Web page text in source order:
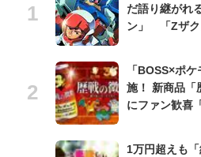
だ語り継がれ
ン」 「Zザク
「BOSS×ポ
施！ 新商品「
にファン歓喜
1万円超えも